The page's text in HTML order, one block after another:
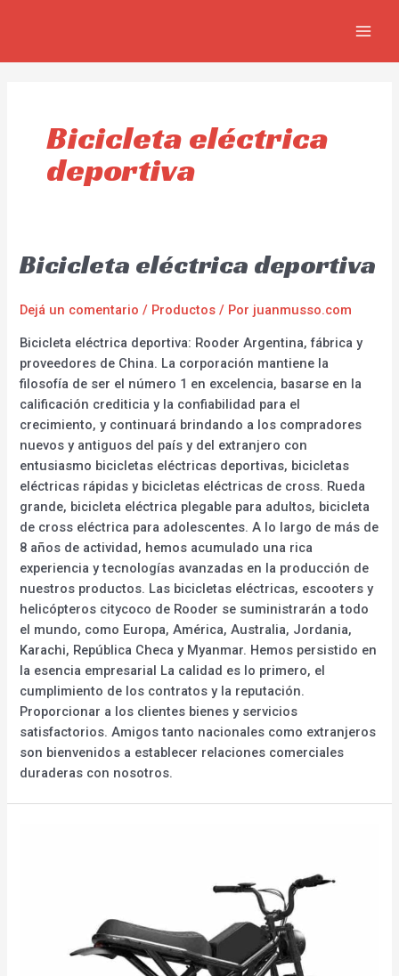
Bicicleta eléctrica
deportiva
Bicicleta eléctrica deportiva
Dejá un comentario / Productos / Por juanmusso.com
Bicicleta eléctrica deportiva: Rooder Argentina, fábrica y
proveedores de China. La corporación mantiene la
filosofía de ser el número 1 en excelencia, basarse en la
calificación crediticia y la confiabilidad para el
crecimiento, y continuará brindando a los compradores
nuevos y antiguos del país y del extranjero con
entusiasmo bicicletas eléctricas deportivas, bicicletas
eléctricas rápidas y bicicletas eléctricas de cross. Rueda
grande, bicicleta eléctrica plegable para adultos, bicicleta
de cross eléctrica para adolescentes. A lo largo de más de
8 años de actividad, hemos acumulado una rica
experiencia y tecnologías avanzadas en la producción de
nuestros productos. Las bicicletas eléctricas, escooters y
helicópteros citycoco de Rooder se suministrarán a todo
el mundo, como Europa, América, Australia, Jordania,
Karachi, República Checa y Myanmar. Hemos persistido en
la esencia empresarial La calidad es lo primero, el
cumplimiento de los contratos y la reputación.
Proporcionar a los clientes bienes y servicios
satisfactorios. Amigos tanto nacionales como extranjeros
son bienvenidos a establecer relaciones comerciales
duraderas con nosotros.